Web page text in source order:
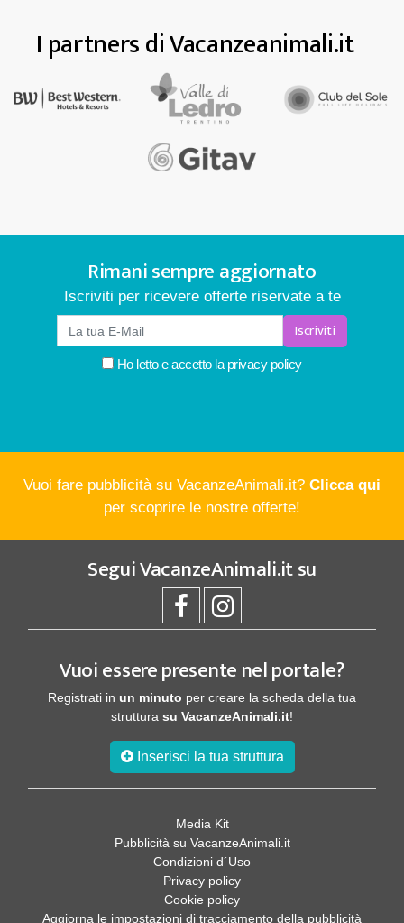
I partners di Vacanzeanimali.it
Rimani sempre aggiornato
Iscriviti per ricevere offerte riservate a te
Iscriviti
Ho letto e accetto laprivacy policy
Vuoi fare pubblicità su VacanzeAnimali.it? Clicca qui
per scoprire le nostre offerte!
SeguiVacanzeAnimali.itsu
Vuoi essere presente nel portale?
Registrati in un minuto per creare la scheda della tua
struttura su VacanzeAnimali.it!
Inserisci la tua struttura
Media Kit
Pubblicità su VacanzeAnimali.it
Condizioni d´Uso
Privacy policy
Cookie policy
Aggiorna le impostazioni di tracciamento della pubblicità